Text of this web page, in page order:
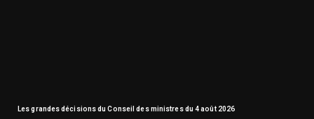
Les grandes décisions du Conseil des ministres du 4 août 2026